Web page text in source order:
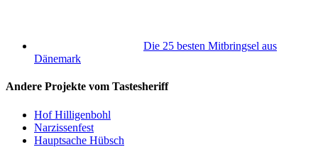
Die 25 besten Mitbringsel aus
Dänemark
Andere Projekte vom Tastesheriff
Hof Hilligenbohl
Narzissenfest
Hauptsache Hübsch